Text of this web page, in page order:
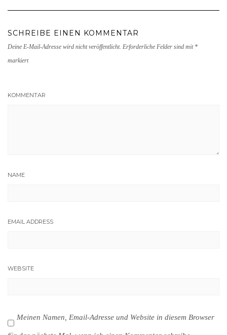
SCHREIBE EINEN KOMMENTAR
Deine E-Mail-Adresse wird nicht veröffentlicht. Erforderliche Felder sind mit *
markiert
KOMMENTAR
NAME
EMAIL ADDRESS
WEBSITE
Meinen Namen, Email-Adresse und Website in diesem Browser